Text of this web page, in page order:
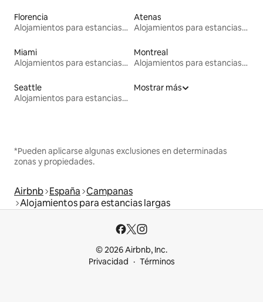
Florencia
Alojamientos para estancias largas
Atenas
Alojamientos para estancias largas
Miami
Alojamientos para estancias largas
Montreal
Alojamientos para estancias largas
Seattle
Alojamientos para estancias largas
Mostrar más
*Pueden aplicarse algunas exclusiones en determinadas
zonas y propiedades.
Airbnb España Campanas
Alojamientos para estancias largas
© 2026 Airbnb, Inc.
Privacidad
Términos